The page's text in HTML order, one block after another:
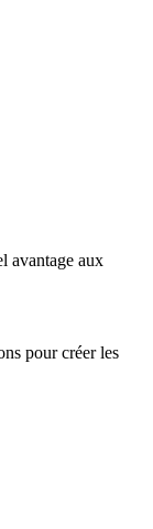
avantage aux
pour créer les